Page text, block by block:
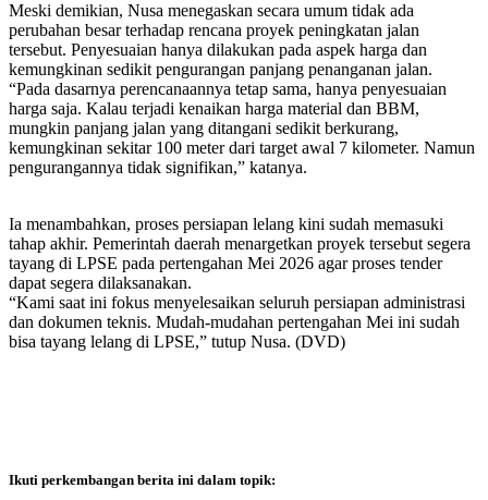
Meski demikian, Nusa menegaskan secara umum tidak ada
perubahan besar terhadap rencana proyek peningkatan jalan
tersebut. Penyesuaian hanya dilakukan pada aspek harga dan
kemungkinan sedikit pengurangan panjang penanganan jalan.
“Pada dasarnya perencanaannya tetap sama, hanya penyesuaian
harga saja. Kalau terjadi kenaikan harga material dan BBM,
mungkin panjang jalan yang ditangani sedikit berkurang,
kemungkinan sekitar 100 meter dari target awal 7 kilometer. Namun
pengurangannya tidak signifikan,” katanya.
Ia menambahkan, proses persiapan lelang kini sudah memasuki
tahap akhir. Pemerintah daerah menargetkan proyek tersebut segera
tayang di LPSE pada pertengahan Mei 2026 agar proses tender
dapat segera dilaksanakan.
“Kami saat ini fokus menyelesaikan seluruh persiapan administrasi
dan dokumen teknis. Mudah-mudahan pertengahan Mei ini sudah
bisa tayang lelang di LPSE,” tutup Nusa. (DVD)
Ikuti perkembangan berita ini dalam topik: